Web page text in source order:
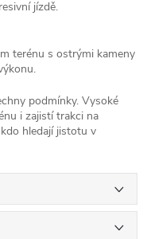
jízdě.
terénu s ostrými kameny
podmínky. Vysoké
i zajistí trakci na
hledají jistotu v